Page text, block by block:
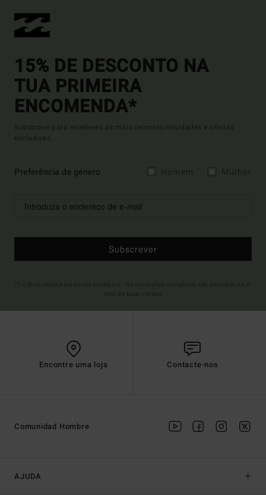
15% DE DESCONTO NA
TUA PRIMEIRA
ENCOMENDA*
Subscreve para receberes as mais recentes novidades e ofertas
exclusivas.
Preferência de género
Subscrever
Encontre uma loja Contacte-nos
AJUDA
Comunidad Hombre